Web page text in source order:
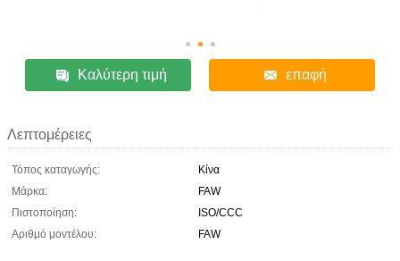
Καλύτερη τιμή επαφή
Λεπτομέρειες
Τόπος καταγωγής:
Κίνα
Μάρκα:
FAW
Πιστοποίηση:
ISO/CCC
Αριθμό μοντέλου:
FAW